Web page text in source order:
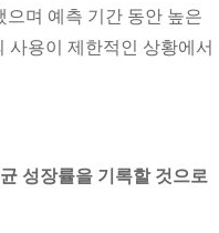
며 예측 기간 동안 높은
사용이 제한적인 상황에서
성장률을 기록할 것으로